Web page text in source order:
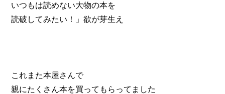
いつもは読めない大物の本を
読破してみたい！」欲が芽生え
これまた本屋さんで
親にたくさん本を買ってもらってました